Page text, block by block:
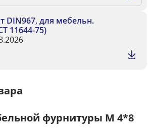
DIN967, для мебельн.
11644-75)
фурнитуры М 4*8